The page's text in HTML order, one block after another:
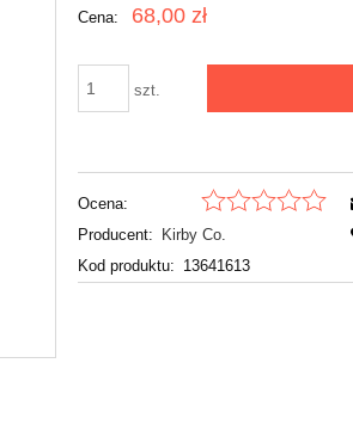
Cena: 68,00 zł
szt.
Ocena:
Producent:
Kirby Co.
Kod produktu: 13641613